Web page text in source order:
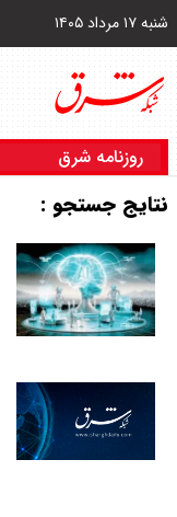
شنبه ۱۷ مرداد ۱۴۰۵
روزنامه شرق
نتایج جستجو :